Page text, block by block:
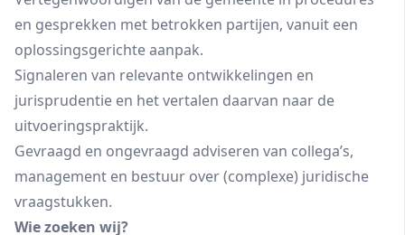
en gesprekken met betrokken partijen, vanuit een
oplossingsgerichte aanpak.
Signaleren van relevante ontwikkelingen en
jurisprudentie en het vertalen daarvan naar de
uitvoeringspraktijk.
Gevraagd en ongevraagd adviseren van collega’s,
management en bestuur over (complexe) juridische
vraagstukken.
Wie zoeken wij?